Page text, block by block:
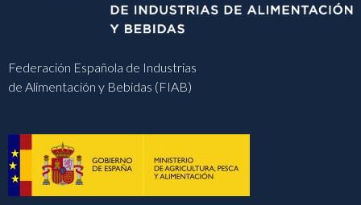
Federación Española de Industrias
de Alimentación y Bebidas (FIAB)